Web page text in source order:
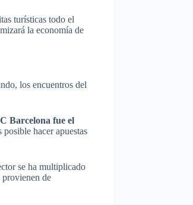
turísticas todo el
la economía de
los encuentros del
Barcelona fue el
hacer apuestas
se ha multiplicado
de